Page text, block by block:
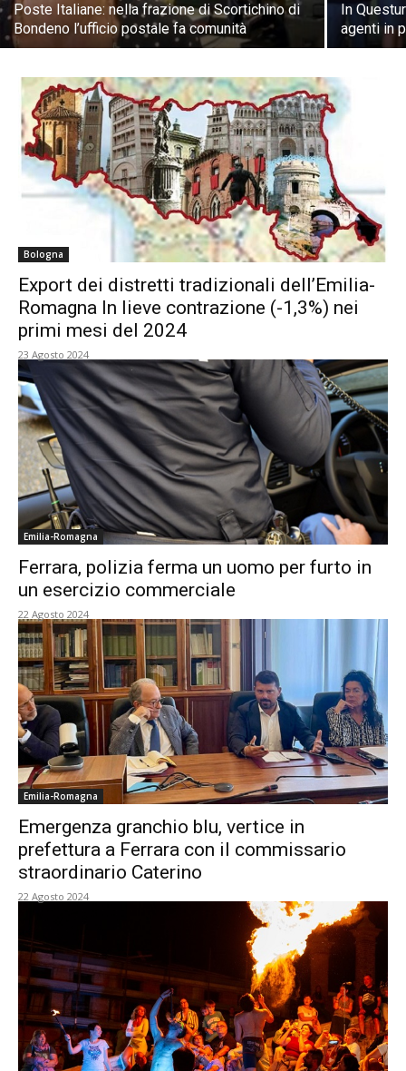
Poste Italiane: nella frazione di Scortichino di
Bondeno l’ufficio postale fa comunità
In
agenti in
Bologna
Export dei distretti tradizionali dell’Emilia-
Romagna In lieve contrazione (-1,3%) nei
primi mesi del 2024
23 Agosto 2024
Emilia-Romagna
Ferrara, polizia ferma un uomo per furto in
un esercizio commerciale
22 Agosto 2024
Emilia-Romagna
Emergenza granchio blu, vertice in
prefettura a Ferrara con il commissario
straordinario Caterino
22 Agosto 2024